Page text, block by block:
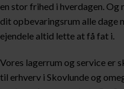
en stor frihed i hverdagen.
dit opbevaringsrum alle dage
ejendele altid lette at få fat i.
Vores lagerrum og service er
til erhverv i Skovlunde og